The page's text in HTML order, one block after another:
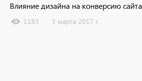
Влияние дизайна на конверсию сайта
1183 3 марта 2017 г.